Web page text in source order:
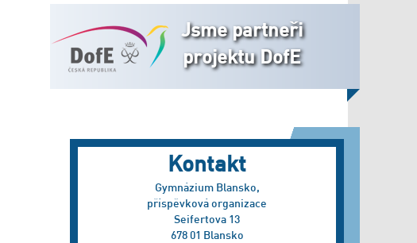
Jsme partneři
projektu DofE
Kontakt
Gymnázium Blansko,
příspěvková organizace
Seifertova 13
678 01 Blansko